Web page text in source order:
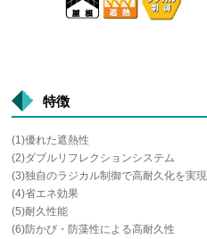
特徴
(1)優れた遮熱性
(2)ダブルリフレクションシステム
(3)独自のラジカル制御で高耐久化を実現
(4)省エネ効果
(5)耐久性能
(6)防かび・防藻性による高耐久性